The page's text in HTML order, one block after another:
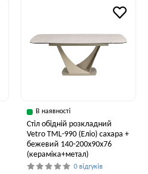
В наявності
Стіл обідній розкладний
Vetro ТМL-990 (Еліо) сахара +
бежевий 140-200x90x76
(кераміка+метал)
0 відгуків